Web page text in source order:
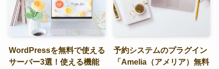
WordPressを無料で使える
サーバー3選！使える機能
予約システムのプラグイン
「Amelia（アメリア）無料